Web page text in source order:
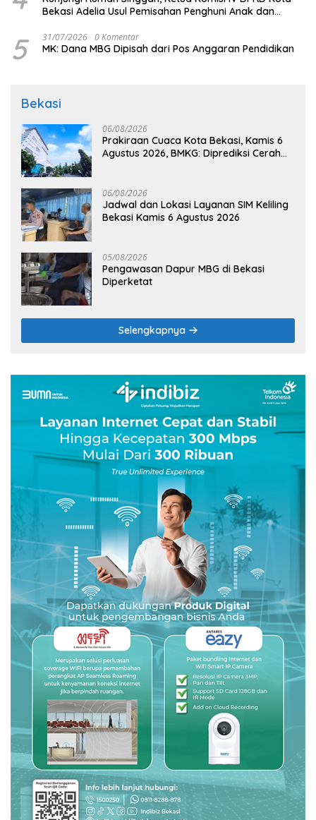
Bekasi Adelia Usul Pemisahan Penghuni Anak dan
5 31/07/2026 0 Komentar
MK: Dana MBG Dipisah dari Pos Anggaran Pendidikan
Bekasi
06/08/2026
Prakiraan Cuaca Kota Bekasi, Kamis 6
Agustus 2026, BMKG: Diprediksi Cerah
06/08/2026
Jadwal dan Lokasi Layanan SIM Keliling
Bekasi Kamis 6 Agustus 2026
05/08/2026
Pengawasan Dapur MBG di Bekasi
Diperketat
Selengkapnya